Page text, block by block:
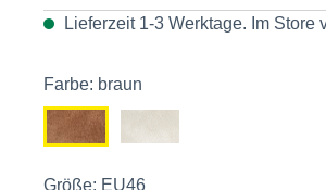
Durchschnittliche Bewertung von 5 von 5
Lieferzeit 1-3 Werktage. Im Store
Farbe: braun
Größe: EU46